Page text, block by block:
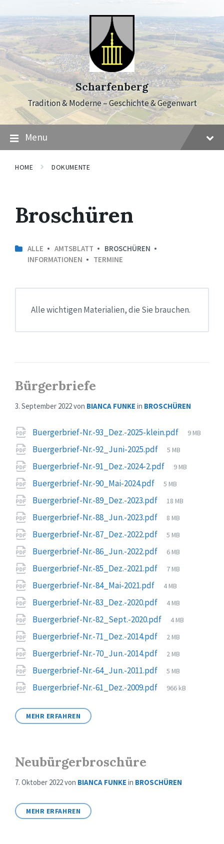
content
main
navigation
footer
Scharfenberg
Tradition & Moderne – Geschichte & Gegenwart
Menu
HOME DOKUMENTE
Broschüren
ALLE AMTSBLATT
BROSCHÜREN
INFORMATIONEN
TERMINE
Alle wichtigen Materialien, die Sie brauchen.
Bürgerbriefe
3. September 2022von BIANCA FUNKE in BROSCHÜREN
Attachments
Buergerbrief-Nr.-93_Dez.-2025-klein.pdf
File
9 MB
Buergerbrief-Nr.-92_Juni-2025.pdf
File
5 MB
Buergerbrief-Nr.-91_Dez.-2024-2.pdf
File
9 MB
Buergerbrief-Nr.-90_Mai-2024.pdf
File
5 MB
Buergerbrief-Nr.-89_Dez.-2023.pdf
File
18 MB
Buergerbrief-Nr.-88_Jun.-2023.pdf
File
8 MB
Buergerbrief-Nr.-87_Dez.-2022.pdf
File
5 MB
Buergerbrief-Nr.-86_Jun.-2022.pdf
File
6 MB
Buergerbrief-Nr.-85_Dez.-2021.pdf
File
7 MB
Buergerbrief-Nr.-84_Mai-2021.pdf
File
4 MB
Buergerbrief-Nr.-83_Dez.-2020.pdf
File
4 MB
Buergerbrief-Nr.-82_Sept.-2020.pdf
File
4 MB
Buergerbrief-Nr.-71_Dez.-2014.pdf
File
2 MB
Buergerbrief-Nr.-70_Jun.-2014.pdf
File
2 MB
Buergerbrief-Nr.-64_Jun.-2011.pdf
File
5 MB
Buergerbrief-Nr.-61_Dez.-2009.pdf
File
966 kB
MEHR ERFAHREN
Neubürgerbroschüre
7. Oktober 2022von BIANCA FUNKE in BROSCHÜREN
MEHR ERFAHREN